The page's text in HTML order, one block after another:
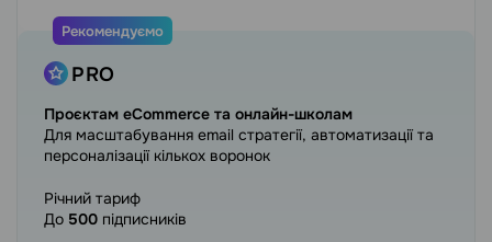
Рекомендуємо
PRO
Проєктам eCommerce та онлайн-школам
Для масштабування email стратегії, автоматизації та
персоналізації кількох воронок
Річний тариф
До 500 підписників